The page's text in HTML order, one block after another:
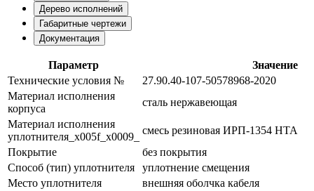
Дерево исполнений
Габаритные чертежи
Документация
Параметр
Значение
Технические условия №
27.90.40-107-50578968-2020
Материал исполнения
корпуса
сталь нержавеющая
Материал исполнения
уплотнителя_x005f_x0009_
смесь резиновая ИРП-1354 НТА
Покрытие
без покрытия
Способ (тип) уплотнителя
уплотнение смещения
Место уплотнителя
внешняя оболчка кабеля